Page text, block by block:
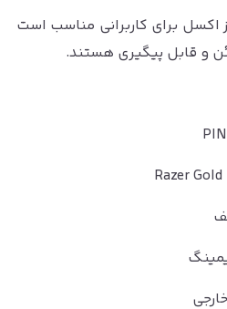
اکسل برای کاربرانی مناسب است
و قابل پیگیری هستند.